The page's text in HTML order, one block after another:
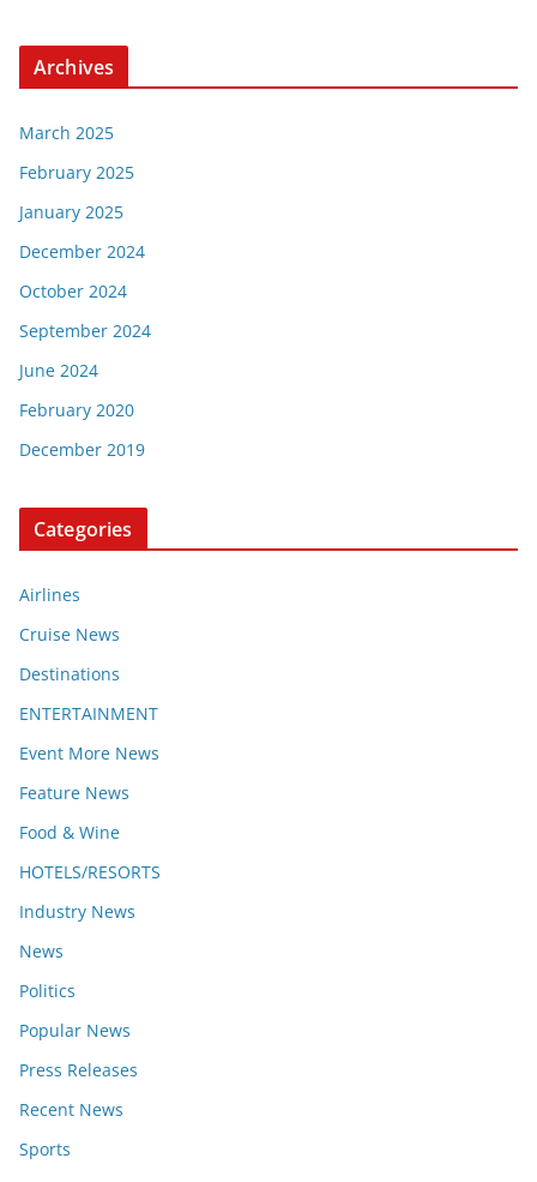
Archives
March 2025
February 2025
January 2025
December 2024
October 2024
September 2024
June 2024
February 2020
December 2019
Categories
Airlines
Cruise News
Destinations
ENTERTAINMENT
Event More News
Feature News
Food & Wine
HOTELS/RESORTS
Industry News
News
Politics
Popular News
Press Releases
Recent News
Sports